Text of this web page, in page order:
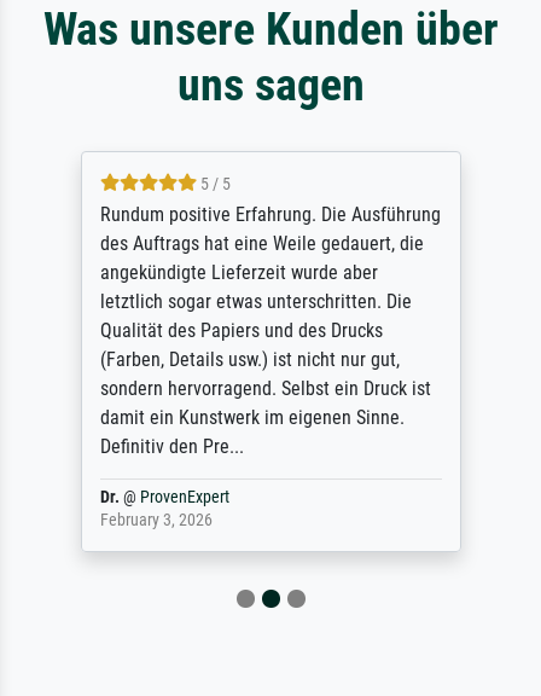
Was unsere Kunden über
uns sagen
5 / 5
Rundum positive Erfahrung. Die Ausführung
des Auftrags hat eine Weile gedauert, die
angekündigte Lieferzeit wurde aber
letztlich sogar etwas unterschritten. Die
Qualität des Papiers und des Drucks
(Farben, Details usw.) ist nicht nur gut,
sondern hervorragend. Selbst ein Druck ist
damit ein Kunstwerk im eigenen Sinne.
Definitiv den Pre...
Dr. @ ProvenExpert
February 3, 2026